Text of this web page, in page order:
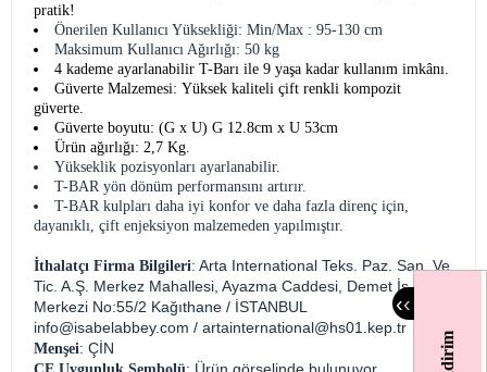
‹‹
pratik!
Önerilen Kullanıcı Yüksekliği: Min/Max : 95-130 cm
Maksimum Kullanıcı Ağırlığı: 50 kg
4 kademe ayarlanabilir T-Barı ile 9 yaşa kadar kullanım imkânı.
Güverte Malzemesi: Yüksek kaliteli çift renkli kompozit
güverte.
Güverte boyutu: (G x U) G 12.8cm x U 53cm
Ürün ağırlığı: 2,7 Kg.
Yükseklik pozisyonları ayarlanabilir.
T-BAR yön dönüm performansını artırır.
T-BAR kulpları daha iyi konfor ve daha fazla direnç için,
dayanıklı, çift enjeksiyon malzemeden yapılmıştır.
İthalatçı Firma Bilgileri: Arta International Teks. Paz. San. Ve
Tic. A.Ş. Merkez Mahallesi, Ayazma Caddesi, Demet İş
Merkezi No:55/2 Kağıthane / İSTANBUL
info@isabelabbey.com / artainternational@hs01.kep.tr
Menşei: ÇİN